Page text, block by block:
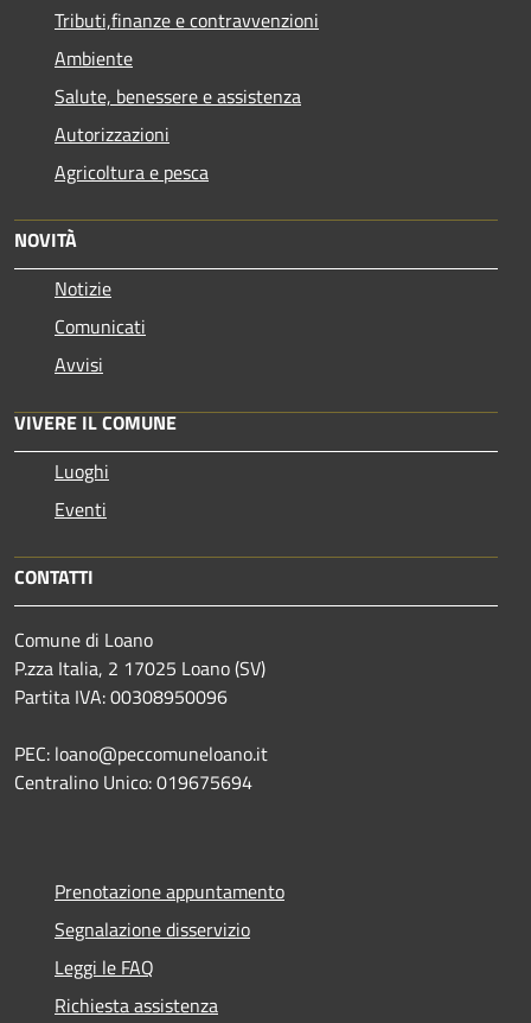
Tributi,finanze e contravvenzioni
Ambiente
Salute, benessere e assistenza
Autorizzazioni
Agricoltura e pesca
NOVITÀ
Notizie
Comunicati
Avvisi
VIVERE IL COMUNE
Luoghi
Eventi
CONTATTI
Comune di Loano
P.zza Italia, 2 17025 Loano (SV)
Partita IVA: 00308950096
PEC: loano@peccomuneloano.it
Centralino Unico: 019675694
Prenotazione appuntamento
Segnalazione disservizio
Leggi le FAQ
Richiesta assistenza